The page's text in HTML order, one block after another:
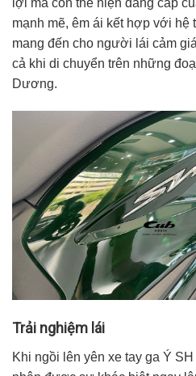
lợi mà còn thể hiện đẳng cấp
mạnh mẽ, êm ái kết hợp với hệ
mang đến cho người lái cảm
cả khi di chuyển trên những
Dương.
Trải nghiệm lái
Khi ngồi lên yên xe tay ga Ý SH